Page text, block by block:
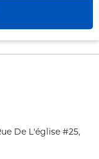
De L'église #25,